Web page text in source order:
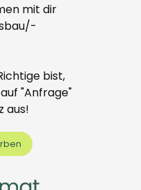
mit dir
bist,
"Anfrage"
aus!